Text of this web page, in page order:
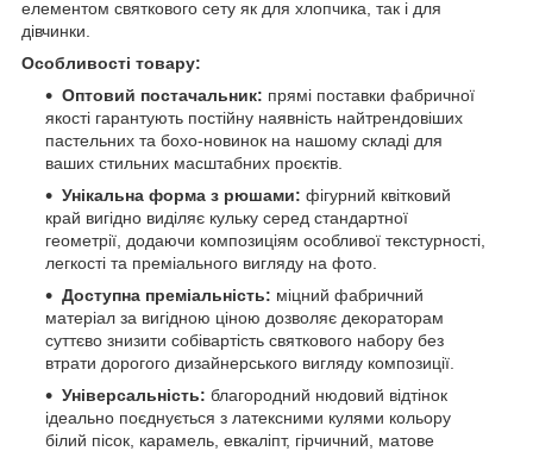
елементом святкового сету як для хлопчика, так і для
дівчинки.
Особливості товару:
Оптовий постачальник: прямі поставки фабричної
якості гарантують постійну наявність найтрендовіших
пастельних та бохо-новинок на нашому складі для
ваших стильних масштабних проєктів.
Унікальна форма з рюшами: фігурний квітковий
край вигідно виділяє кульку серед стандартної
геометрії, додаючи композиціям особливої текстурності,
легкості та преміального вигляду на фото.
Доступна преміальність: міцний фабричний
матеріал за вигідною ціною дозволяє декораторам
суттєво знизити собівартість святкового набору без
втрати дорогого дизайнерського вигляду композиції.
Універсальність: благородний нюдовий відтінок
ідеально поєднується з латексними кулями кольору
білий пісок, карамель, евкаліпт, гірчичний, матове